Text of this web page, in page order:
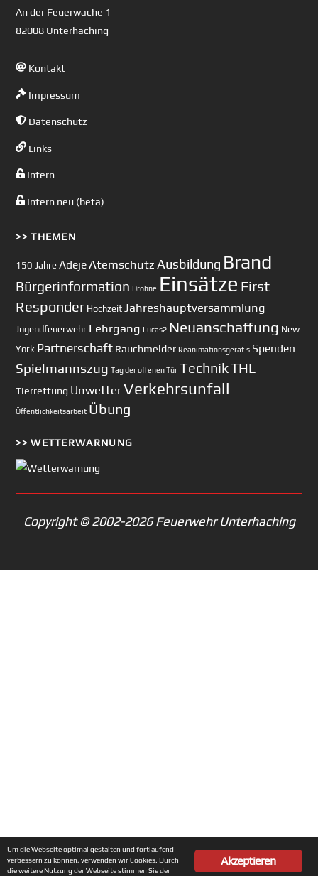
An der Feuerwache 1
82008 Unterhaching
Kontakt
Impressum
Datenschutz
Links
Intern
Intern neu (beta)
>> THEMEN
150 Jahre AdejeAtemschutz Ausbildung Brand
Bürgerinformation Drohne Einsätze First
Responder Hochzeit Jahreshauptversammlung
Jugendfeuerwehr Lehrgang Lucas2 Neuanschaffung New
York Partnerschaft Rauchmelder Reanimationsgerät s Spenden
Spielmannszug Tag der offenen Tür TechnikTHL
Tierrettung UnwetterVerkehrsunfall
Öffentlichkeitsarbeit Übung
>> WETTERWARNUNG
Copyright © 2002-2026 Feuerwehr Unterhaching
Akzeptieren
Um die Webseite optimal gestalten und fortlaufend
verbessern zu können, verwenden wir Cookies. Durch
die weitere Nutzung der Webseite stimmen Sie der